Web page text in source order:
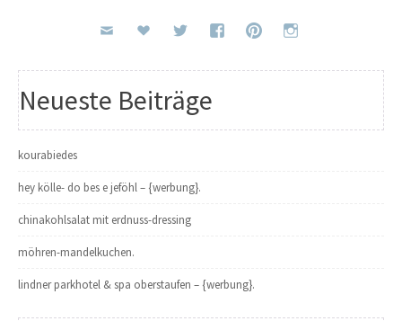
Neueste Beiträge
kourabiedes
hey kölle- do bes e jeföhl – {werbung}.
chinakohlsalat mit erdnuss-dressing
möhren-mandelkuchen.
lindner parkhotel & spa oberstaufen – {werbung}.